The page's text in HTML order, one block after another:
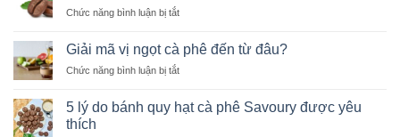
Z
người
xay
phê
nhà
giữ
Chức năng bình luận bị tắtở
Tiêu
chí
nhận
hạt
cà
Giải mã vị ngọt cà phê đến từ đâu?
Chức năng bình luận bị tắtở
vị
5 lý do bánh quy hạt cà phê Savoury được yêu
thích